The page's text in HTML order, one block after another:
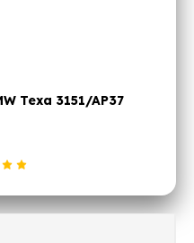
JTC 5716B Máy rà